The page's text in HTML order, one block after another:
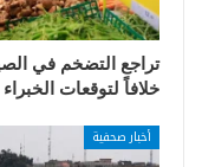
تراجع التضخم في
خلافاً لتوقعات الخبراء
أخبار صحفية